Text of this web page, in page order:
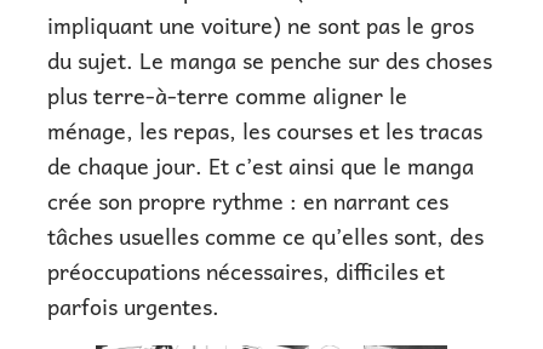
impliquant une voiture) ne sont pas le gros
du sujet. Le manga se penche sur des choses
plus terre-à-terre comme aligner le
ménage, les repas, les courses et les tracas
de chaque jour. Et c’est ainsi que le manga
crée son propre rythme : en narrant ces
tâches usuelles comme ce qu’elles sont, des
préoccupations nécessaires, difficiles et
parfois urgentes.